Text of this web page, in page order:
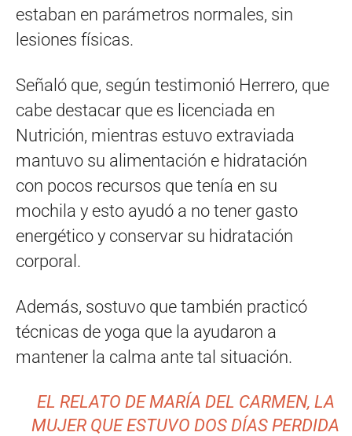
estaban en parámetros normales, sin
lesiones físicas.
Señaló que, según testimonió Herrero, que
cabe destacar que es licenciada en
Nutrición, mientras estuvo extraviada
mantuvo su alimentación e hidratación
con pocos recursos que tenía en su
mochila y esto ayudó a no tener gasto
energético y conservar su hidratación
corporal.
Además, sostuvo que también practicó
técnicas de yoga que la ayudaron a
mantener la calma ante tal situación.
EL RELATO DE MARÍA DEL CARMEN, LA
MUJER QUE ESTUVO DOS DÍAS PERDIDA